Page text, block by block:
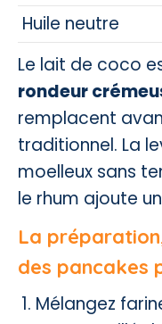
Huile neutre
Le lait de coco
rondeur
remplacent
traditionnel. La
moelleux sans
le rhum ajoute
La
des pancakes
Mélangez